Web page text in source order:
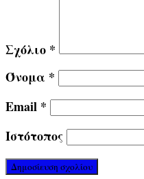
Σχόλιο *
Όνομα *
Email *
Ιστότοπος